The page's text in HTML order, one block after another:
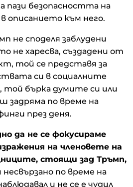
пази безопасността на
в описанието към него.
не споделя заблудени
не харесва, създадени от
той се представя за
си в социалните
бърка думите си или
задряма по време на
през деня.
да не се фокусираме
на членовете на
стоящи зад Тръмп,
по време на
и не се е чудил